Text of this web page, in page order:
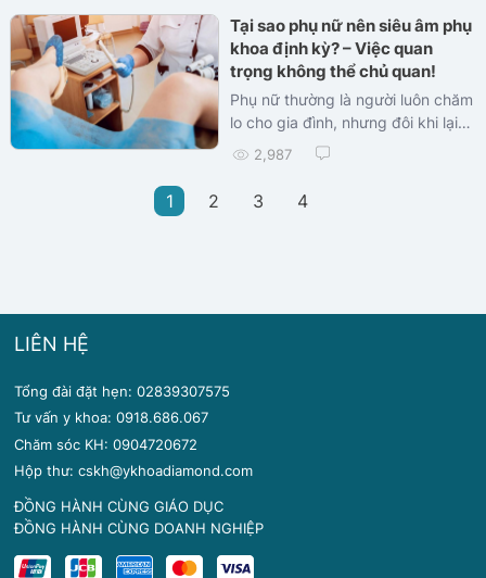
Tại sao phụ nữ nên siêu âm phụ
khoa định kỳ? – Việc quan
trọng không thể chủ quan!
Phụ nữ thường là người luôn chăm
lo cho gia đình, nhưng đôi khi lại
quên mất việc quan tâm đến
chính sức khỏe của bản thân –
đặc biệt là sức khỏe sinh sản.
Trong khi đó, nhiều bệnh lý phụ
2,987
1 2 3 4
LIÊN HỆ
Tổng đài đặt hẹn: 02839307575
Tư vấn y khoa: 0918.686.067
Chăm sóc KH: 0904720672
Hộp thư: cskh@ykhoadiamond.com
ĐỒNG HÀNH CÙNG GIÁO DỤC
ĐỒNG HÀNH CÙNG DOANH NGHIỆP